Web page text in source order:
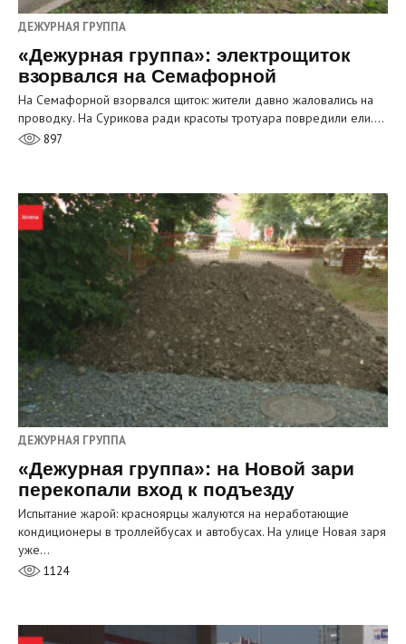
ДЕЖУРНАЯ ГРУППА
«Дежурная группа»: электрощиток
взорвался на Семафорной
На Семафорной взорвался щиток: жители давно жаловались на
проводку. На Сурикова ради красоты тротуара повредили ели.…
897
ДЕЖУРНАЯ ГРУППА
«Дежурная группа»: на Новой зари
перекопали вход к подъезду
Испытание жарой: красноярцы жалуются на неработающие
кондиционеры в троллейбусах и автобусах. На улице Новая заря
уже…
1124